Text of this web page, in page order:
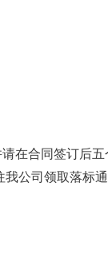
在合同签订后
公司领取落标